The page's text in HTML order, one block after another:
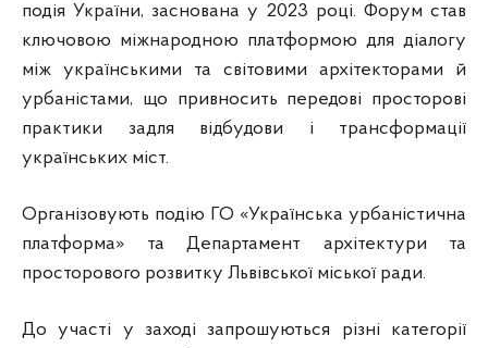
подія України, заснована у 2023 році. Форум став
ключовою міжнародною платформою для діалогу
між українськими та світовими архітекторами й
урбаністами, що привносить передові просторові
практики задля відбудови і трансформації
українських міст.
Організовують подію ГО «Українська урбаністична
платформа» та Департамент архітектури та
просторового розвитку Львівської міської ради.
До участі у заході запрошуються різні категорії